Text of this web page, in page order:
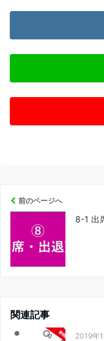
前のページへ
8-1 出
関連記事
2019年